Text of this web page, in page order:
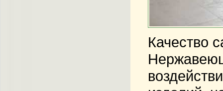
Качество